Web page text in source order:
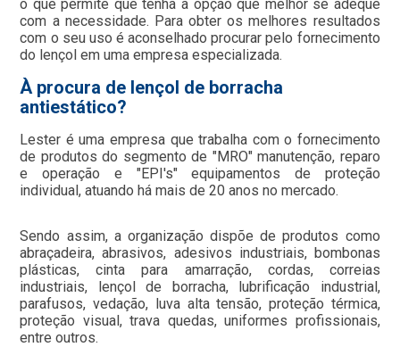
o que permite que tenha a opção que melhor se adeque
com a necessidade. Para obter os melhores resultados
com o seu uso é aconselhado procurar pelo fornecimento
do lençol em uma empresa especializada.
À procura de lençol de borracha
antiestático?
Lester é uma empresa que trabalha com o fornecimento
de produtos do segmento de "MRO" manutenção, reparo
e operação e "EPI's" equipamentos de proteção
individual, atuando há mais de 20 anos no mercado.
Sendo assim, a organização dispõe de produtos como
abraçadeira, abrasivos, adesivos industriais, bombonas
plásticas, cinta para amarração, cordas, correias
industriais, lençol de borracha, lubrificação industrial,
parafusos, vedação, luva alta tensão, proteção térmica,
proteção visual, trava quedas, uniformes profissionais,
entre outros.